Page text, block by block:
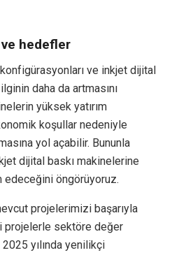
ve hedefler
ve inkjet dijital
daha da artmasını
yüksek yatırım
koşullar nedeniyle
yol açabilir. Bununla
dijital baskı makinelerine
öngörüyoruz.
projelerimizi başarıyla
projelerle sektöre değer
yılında yenilikçi